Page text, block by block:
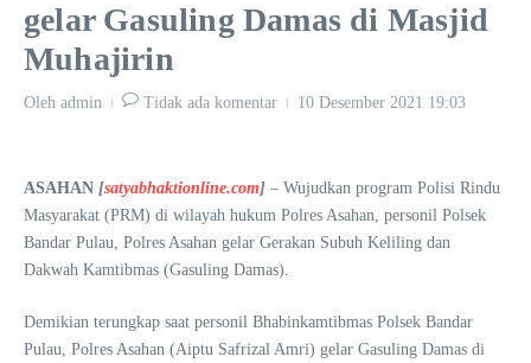
gelar Gasuling Damas di Masjid
Muhajirin
Oleh admin Tidak ada komentar 10 Desember 2021 19:03
ASAHAN [satyabhaktionline.com] – Wujudkan program Polisi Rindu
Masyarakat (PRM) di wilayah hukum Polres Asahan, personil Polsek
Bandar Pulau, Polres Asahan gelar Gerakan Subuh Keliling dan
Dakwah Kamtibmas (Gasuling Damas).
Demikian terungkap saat personil Bhabinkamtibmas Polsek Bandar
Pulau, Polres Asahan (Aiptu Safrizal Amri) gelar Gasuling Damas di